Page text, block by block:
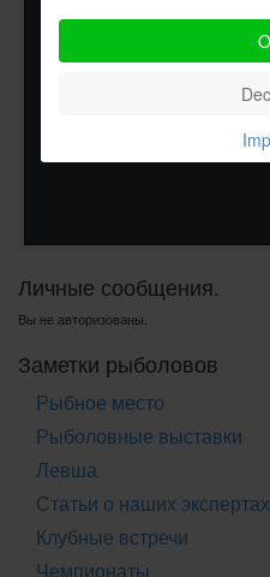
Личные сообщения.
Вы не авторизованы.
Заметки рыболовов
Рыбное место
Рыболовные выставки
Левша
Статьи о наших экспертах
Клубные встречи
Чемпионаты